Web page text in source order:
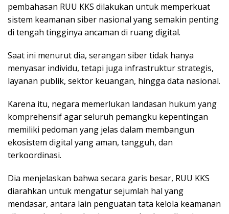
pembahasan RUU KKS dilakukan untuk memperkuat
sistem keamanan siber nasional yang semakin penting
di tengah tingginya ancaman di ruang digital.
Saat ini menurut dia, serangan siber tidak hanya
menyasar individu, tetapi juga infrastruktur strategis,
layanan publik, sektor keuangan, hingga data nasional.
Karena itu, negara memerlukan landasan hukum yang
komprehensif agar seluruh pemangku kepentingan
memiliki pedoman yang jelas dalam membangun
ekosistem digital yang aman, tangguh, dan
terkoordinasi.
Dia menjelaskan bahwa secara garis besar, RUU KKS
diarahkan untuk mengatur sejumlah hal yang
mendasar, antara lain penguatan tata kelola keamanan